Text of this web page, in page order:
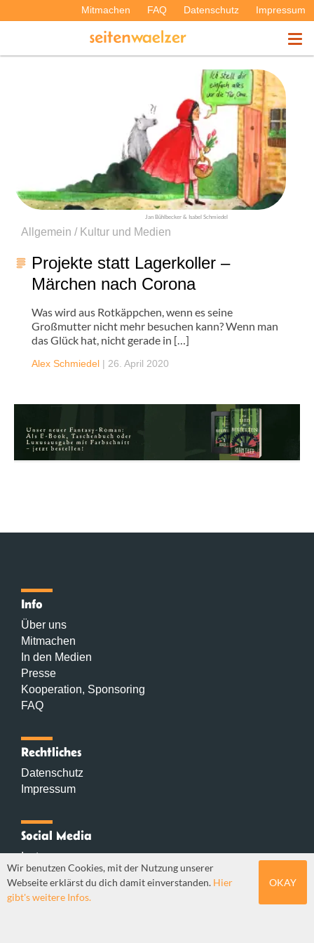
Mitmachen FAQ Datenschutz Impressum
PODCASTS
ÜBER UNS
Jan Bühlbecker & Isabel Schmiedel
Allgemein / Kultur und Medien
Projekte statt Lagerkoller –
Märchen nach Corona
Was wird aus Rotkäppchen, wenn es seine
Großmutter nicht mehr besuchen kann? Wenn man
das Glück hat, nicht gerade in […]
Alex Schmiedel | 26. April 2020
Info
Über uns
Mitmachen
In den Medien
Presse
Kooperation, Sponsoring
FAQ
Rechtliches
Datenschutz
Impressum
Social Media
Instagram
Mastodon
YouTube
Wir benutzen Cookies, mit der Nutzung unserer
Webseite erklärst du dich damit einverstanden. Hier
gibt's weitere Infos.
OKAY